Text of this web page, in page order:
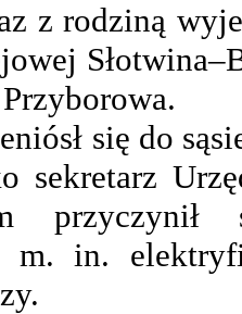
z rodziną
się do
sekretarz
m. in.